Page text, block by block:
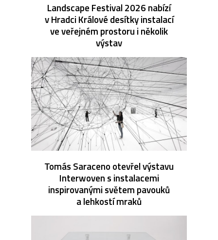
Landscape Festival 2026 nabízí
v Hradci Králové desítky instalací
ve veřejném prostoru i několik
výstav
Tomás Saraceno otevřel výstavu
Interwoven s instalacemi
inspirovanými světem pavouků
a lehkostí mraků